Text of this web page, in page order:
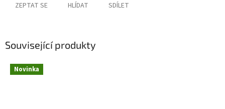
ZEPTAT SE HLÍDAT SDÍLET
Související produkty
Novinka